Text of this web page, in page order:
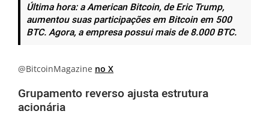
Última hora: a American Bitcoin, de Eric Trump,
aumentou suas participações em Bitcoin em 500
BTC. Agora, a empresa possui mais de 8.000 BTC.
@BitcoinMagazine no X
Grupamento reverso ajusta estrutura
acionária